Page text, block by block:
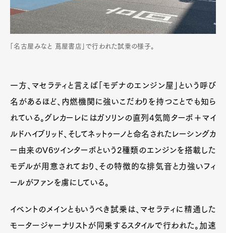
「名古屋みなと 蔦屋書店」で行われた試乗の様子。
一方、マセラティと言えば「モデナのエンジン屋」という呼び
名があるほど、内燃機関に強いこだわりを持つことでも知ら
れている。グレカーレにはガソリンの直列4気筒ターボ＋マイ
ルドハイブリッド、そしてネットゥーノと命名されたレーシングカ
ー由来のV6ツインターボという2種類のエンジンを搭載した
モデルが用意されており、その特徴的な排気音と力強いフィ
ールがファンを虜にしている。
イベントのメインともいうべき試乗は、マセラティに精通した
モータージャーナリストが同乗するスタイルで行われた。加速